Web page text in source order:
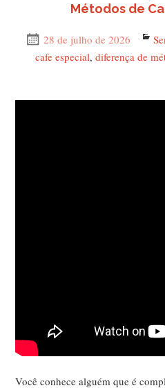
Métodos de
Publicado
em
28 de julho de 2026
cafe especial, diferença de
Você conhece alguém que é